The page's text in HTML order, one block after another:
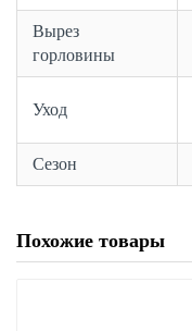
Вырез
горловины
Уход
Сезон
Похожие товары